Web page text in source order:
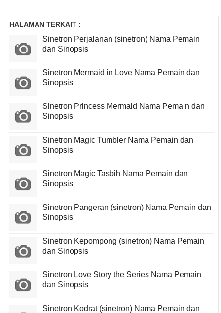
HALAMAN TERKAIT :
Sinetron Perjalanan (sinetron) Nama Pemain
dan Sinopsis
Sinetron Mermaid in Love Nama Pemain dan
Sinopsis
Sinetron Princess Mermaid Nama Pemain dan
Sinopsis
Sinetron Magic Tumbler Nama Pemain dan
Sinopsis
Sinetron Magic Tasbih Nama Pemain dan
Sinopsis
Sinetron Pangeran (sinetron) Nama Pemain dan
Sinopsis
Sinetron Kepompong (sinetron) Nama Pemain
dan Sinopsis
Sinetron Love Story the Series Nama Pemain
dan Sinopsis
Sinetron Kodrat (sinetron) Nama Pemain dan